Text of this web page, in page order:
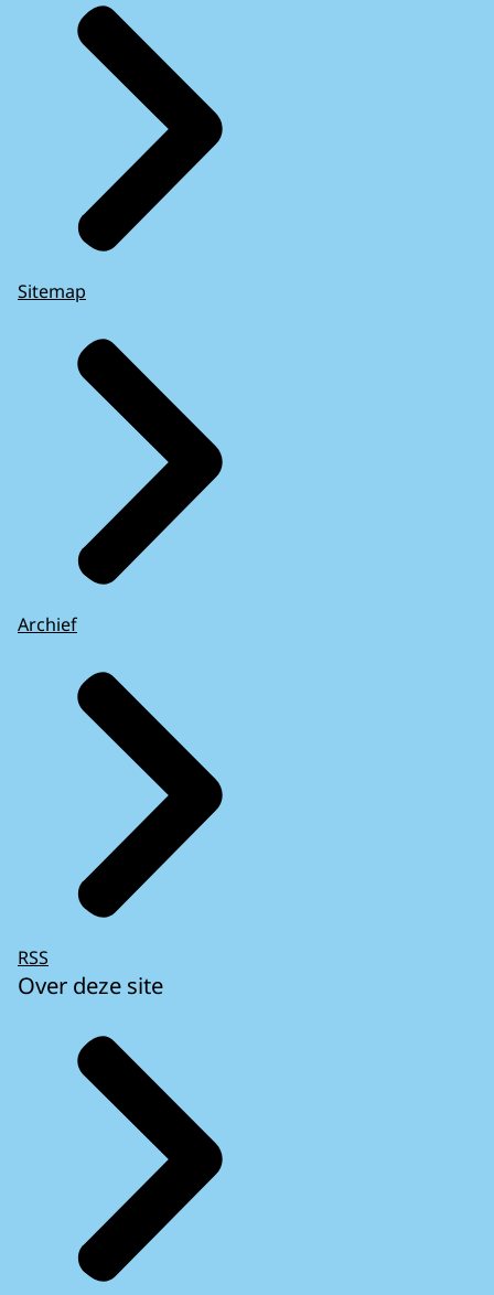
Sitemap
Archief
RSS
Over deze site